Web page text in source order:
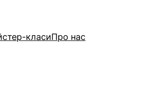
класиПро нас